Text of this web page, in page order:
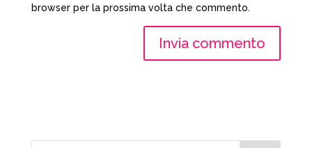
browser per la prossima volta che commento.